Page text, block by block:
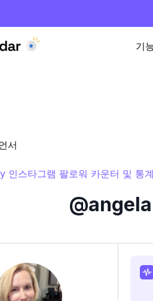
기
서
인스타그램 팔로워 카운터 및 통